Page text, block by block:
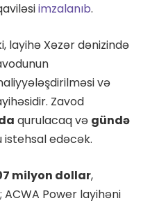
imzalanıb.
layihə Xəzər dənizində
və
Zavod
qurulacaq və gündə
istehsal edəcək.
milyon dollar,
ACWA Power layihəni